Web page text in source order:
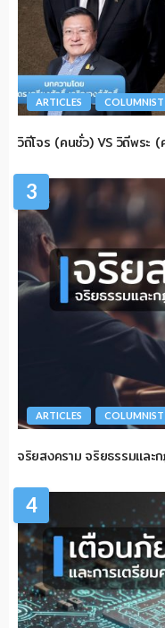
ARTICLES COLUMNIST
วิถีโจร (คนชั่ว) VS วิถีพระ
3
ARTICLES COLUMNIST
จริยสงคราม จริยธรรมและ
4